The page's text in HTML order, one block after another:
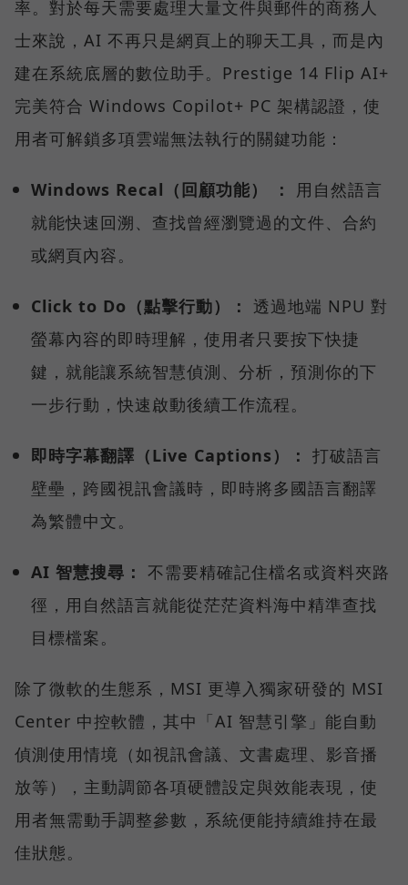
率。對於每天需要處理大量文件與郵件的商務人
士來說，AI 不再只是網頁上的聊天工具，而是內
建在系統底層的數位助手。Prestige 14 Flip AI+
完美符合 Windows Copilot+ PC 架構認證，使
用者可解鎖多項雲端無法執行的關鍵功能：
Windows Recal（回顧功能） ：
用自然語言
就能快速回溯、查找曾經瀏覽過的文件、合約
或網頁內容。
Click to Do（點擊行動）： 透過地端 NPU 對
螢幕內容的即時理解，使用者只要按下快捷
鍵，就能讓系統智慧偵測、分析，預測你的下
一步行動，快速啟動後續工作流程。
即時字幕翻譯（Live Captions）： 打破語言
壁壘，跨國視訊會議時，即時將多國語言翻譯
為繁體中文。
AI 智慧搜尋： 不需要精確記住檔名或資料夾路
徑，用自然語言就能從茫茫資料海中精準查找
目標檔案。
除了微軟的生態系，MSI 更導入獨家研發的 MSI
Center 中控軟體，其中「AI 智慧引擎」能自動
偵測使用情境（如視訊會議、文書處理、影音播
放等），主動調節各項硬體設定與效能表現，使
用者無需動手調整參數，系統便能持續維持在最
佳狀態。